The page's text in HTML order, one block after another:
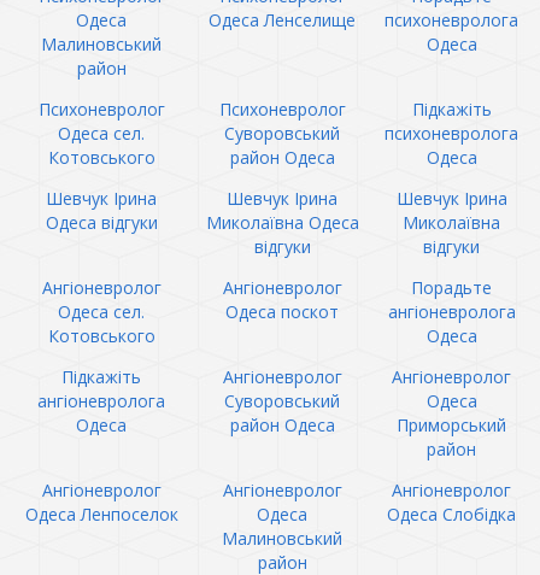
Одеса
Малиновський
район
Одеса Ленселище
психоневролога
Одеса
Психоневролог
Одеса сел.
Котовського
Психоневролог
Суворовський
район Одеса
Підкажіть
психоневролога
Одеса
Шевчук Ірина
Одеса відгуки
Шевчук Ірина
Миколаївна Одеса
відгуки
Шевчук Ірина
Миколаївна
відгуки
Ангіоневролог
Одеса сел.
Котовського
Ангіоневролог
Одеса поскот
Порадьте
ангіоневролога
Одеса
Підкажіть
ангіоневролога
Одеса
Ангіоневролог
Суворовський
район Одеса
Ангіоневролог
Одеса
Приморський
район
Ангіоневролог
Одеса Ленпоселок
Ангіоневролог
Одеса
Малиновський
район
Ангіоневролог
Одеса Слобідка